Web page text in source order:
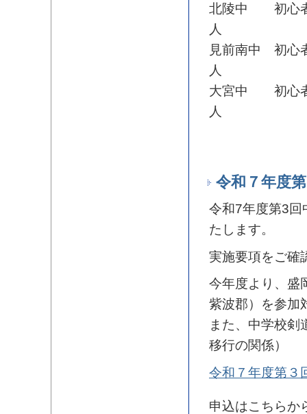
北陵中 初心者
人
見前南中 初心
人
大宮中 初心者
人
令和７年度
令和7年度第3回
たします。
実施要項をご確
今年度より、盛
紫波郡）を参加
また、中学校剣
移行の関係）
令和７年度第３
申込はこちら